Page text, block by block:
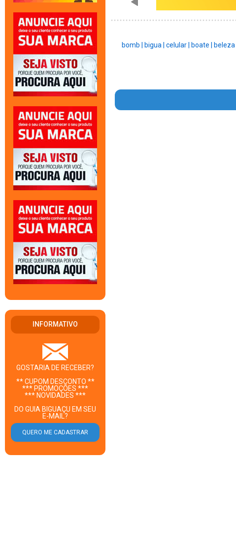
INFORMATIVO
GOSTARIA DE RECEBER?
** CUPOM DESCONTO **
*** PROMOÇÕES ***
*** NOVIDADES ***
DO GUIA BIGUAÇU EM SEU
E-MAIL?
bomb | bigua | celular | boate | beleza |